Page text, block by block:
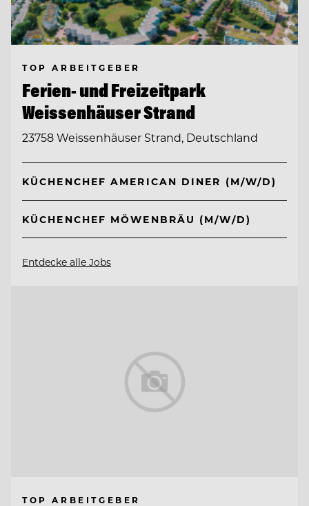
TOP ARBEITGEBER
Ferien- und Freizeitpark
Weissenhäuser Strand
23758 Weissenhäuser Strand, Deutschland
KÜCHENCHEF AMERICAN DINER (M/W/D)
KÜCHENCHEF MÖWENBRÄU (M/W/D)
Entdecke alle Jobs
TOP ARBEITGEBER